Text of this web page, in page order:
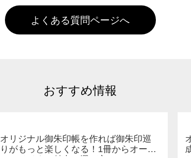
よくある質問ページへ
おすすめ情報
オリジナル御朱印帳を作れば御朱印巡
りがもっと楽しくなる！1冊からオーダ